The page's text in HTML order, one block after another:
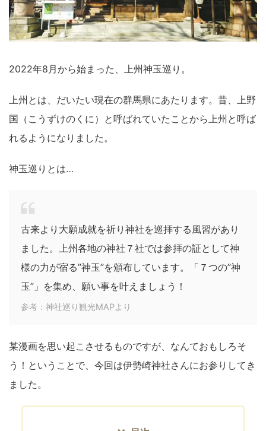
2022年8月から始まった、上州神玉巡り。
上州とは、だいたい現在の群馬県にあたります。昔、上野
国（こうずけのくに）と呼ばれていたことから上州と呼ば
れるようになりました。
神玉巡りとは…
古来より大願成就を祈り神社を巡拝する風習があり
ました。上州各地の神社７社では参拝の証として神
様の力が宿る”神玉”を頒布しています。「７つの”神
玉”」を集め、願い事を叶えましょう！
参考：神社巡り観光MAPより
某漫画を思い起こさせるものですが、なんておもしろそ
う！ということで、今回は伊勢崎神社さんにお参りしてき
ました。